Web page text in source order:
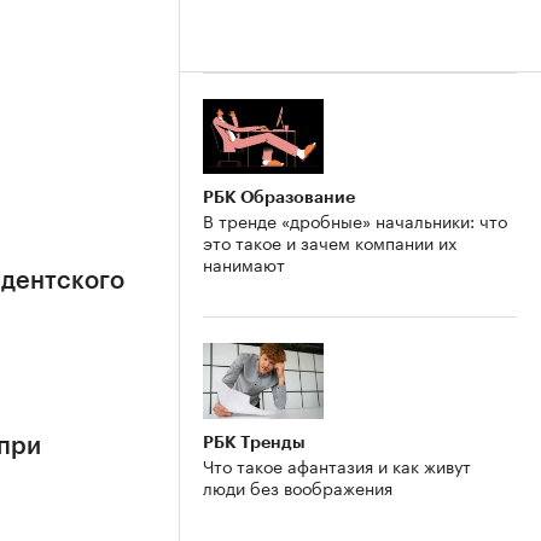
РБК Образование
В тренде «дробные» начальники: что
это такое и зачем компании их
нанимают
РБК Тренды
Что такое афантазия и как живут
люди без воображения